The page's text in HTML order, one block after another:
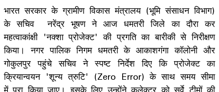
भारत सरकार के ग्रामीण विकास मंत्रालय (भूमि संसाधन विभाग)
के सचिव नरेंद्र भूषण ने आज धमतरी जिले का दौरा कर
महत्वाकांक्षी 'नक्शा प्रोजेक्ट' की प्रगति का बारीकी से निरीक्षण
किया। नगर पालिक निगम धमतरी के आकाशगंगा कॉलोनी और
गोकुलपुर पहुंचे सचिव ने स्पष्ट निर्देश दिए कि प्रोजेक्ट का
क्रियान्वयन 'शून्य त्रुटि' (Zero Error) के साथ समय सीमा